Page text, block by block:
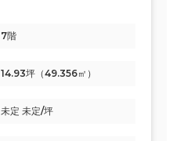
7階
14.93坪（49.356㎡）
未定 未定/坪